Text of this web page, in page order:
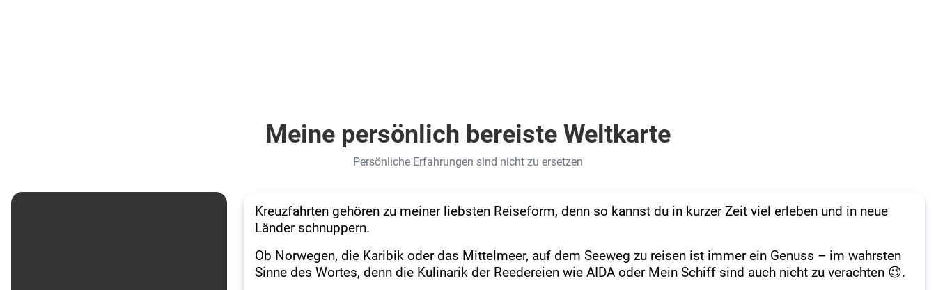
Meine persönlich bereiste Weltkarte
Persönliche Erfahrungen sind nicht zu ersetzen
Kreuzfahrten gehören zu meiner liebsten Reiseform, denn so kannst du in kurzer Zeit viel erleben und in neue
Länder schnuppern.
Ob Norwegen, die Karibik oder das Mittelmeer, auf dem Seeweg zu reisen ist immer ein Genuss – im wahrsten
Sinne des Wortes, denn die Kulinarik der Reedereien wie AIDA oder Mein Schiff sind auch nicht zu verachten 😉.